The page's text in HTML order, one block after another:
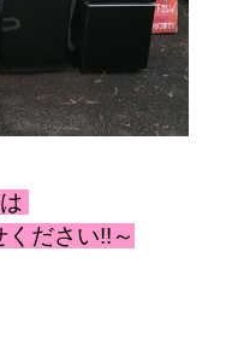
ださい!!～